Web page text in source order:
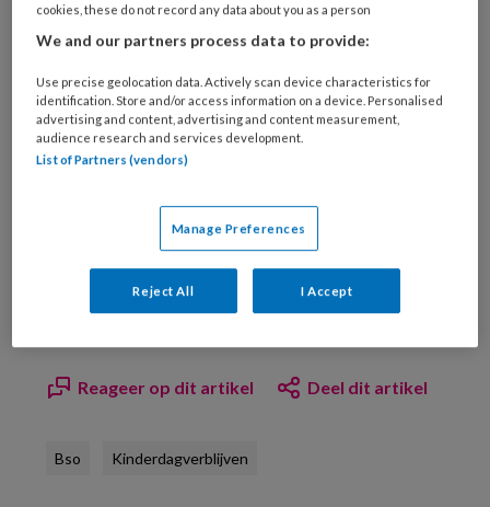
Uw bovenstaande gegevens kunnen worden toegevoegd aan
?
Bekijk hier onze abonnementen
Reageer op dit artikel Deel dit artikel
Bso Kinderdagverblijven
cookies, these do not record any data about you as a person
We and our partners process data to provide:
Use precise geolocation data. Actively scan device characteristics for
identification. Store and/or access information on a device. Personalised
advertising and content, advertising and content measurement,
audience research and services development.
List of Partners (vendors)
Manage Preferences
Reject All I Accept